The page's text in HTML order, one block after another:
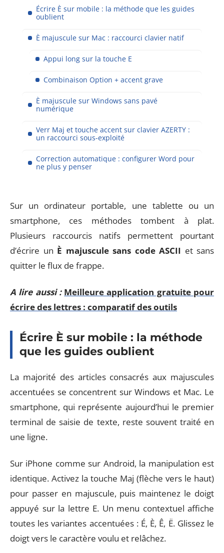
Écrire È sur mobile : la méthode que les guides
oublient
È majuscule sur Mac : raccourci clavier natif
Appui long sur la touche E
Combinaison Option + accent grave
È majuscule sur Windows sans pavé
numérique
Verr Maj et touche accent sur clavier AZERTY :
un raccourci sous-exploité
Correction automatique : configurer Word pour
ne plus y penser
Sur un ordinateur portable, une tablette ou un
smartphone, ces méthodes tombent à plat.
Plusieurs raccourcis natifs permettent pourtant
d’écrire un È majuscule sans code ASCII et sans
quitter le flux de frappe.
A lire aussi : Meilleure application gratuite pour
écrire des lettres : comparatif des outils
Écrire È sur mobile : la méthode
que les guides oublient
La majorité des articles consacrés aux majuscules
accentuées se concentrent sur Windows et Mac. Le
smartphone, qui représente aujourd’hui le premier
terminal de saisie de texte, reste souvent traité en
une ligne.
Sur iPhone comme sur Android, la manipulation est
identique. Activez la touche Maj (flèche vers le haut)
pour passer en majuscule, puis maintenez le doigt
appuyé sur la lettre E. Un menu contextuel affiche
toutes les variantes accentuées : É, È, Ê, Ë. Glissez le
doigt vers le caractère voulu et relâchez.